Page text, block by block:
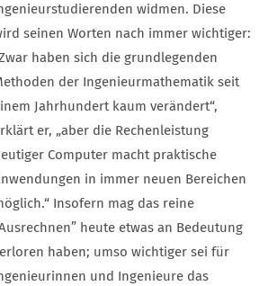
widmen. Diese
seinen Worten nach immer wichtiger:
haben sich die grundlegenden
der Ingenieurmathematik seit
Jahrhundert kaum verändert“,
er, „aber die Rechenleistung
Computer macht praktische
in immer neuen Bereichen
Insofern mag das reine
heute etwas an Bedeutung
haben; umso wichtiger sei für
und Ingenieure das